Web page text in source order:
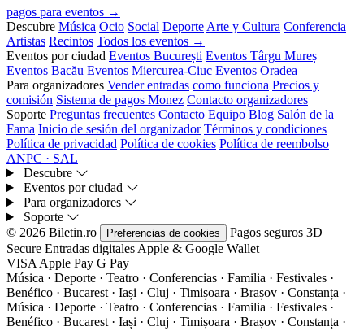
pagos para eventos →
Descubre Música Ocio Social Deporte Arte y Cultura Conferencia
Artistas Recintos Todos los eventos →
Eventos por ciudad Eventos București Eventos Târgu Mureș
Eventos Bacău Eventos Miercurea-Ciuc Eventos Oradea
Para organizadores Vender entradas como funciona Precios y
comisión Sistema de pagos Monez Contacto organizadores
Soporte Preguntas frecuentes Contacto Equipo Blog Salón de la
Fama Inicio de sesión del organizador Términos y condiciones
Política de privacidad Política de cookies Política de reembolso
ANPC · SAL
Descubre
Eventos por ciudad
Para organizadores
Soporte
© 2026 Biletin.ro
Preferencias de cookies Pagos seguros 3D
Secure Entradas digitales Apple & Google Wallet
VISA Apple Pay G Pay
Música · Deporte · Teatro · Conferencias · Familia · Festivales ·
Benéfico · Bucarest · Iași · Cluj · Timișoara · Brașov · Constanța ·
Música · Deporte · Teatro · Conferencias · Familia · Festivales ·
Benéfico · Bucarest · Iași · Cluj · Timișoara · Brașov · Constanța ·